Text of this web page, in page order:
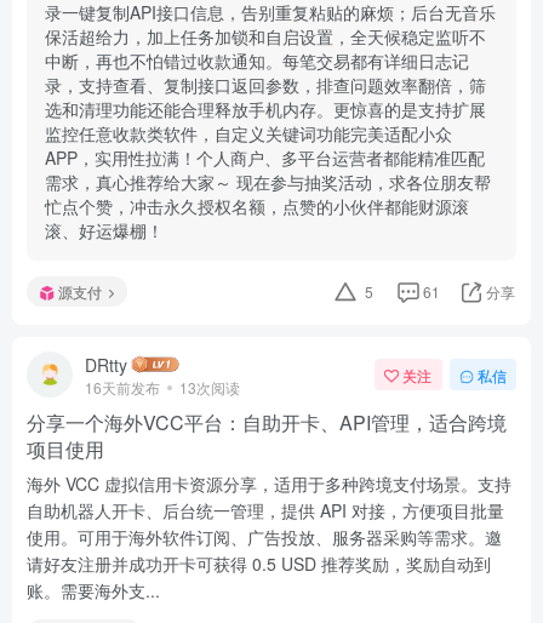
录一键复制API接口信息，告别重复粘贴的麻烦；后台无音乐
保活超给力，加上任务加锁和自启设置，全天候稳定监听不
中断，再也不怕错过收款通知。每笔交易都有详细日志记
录，支持查看、复制接口返回参数，排查问题效率翻倍，筛
选和清理功能还能合理释放手机内存。更惊喜的是支持扩展
监控任意收款类软件，自定义关键词功能完美适配小众
APP，实用性拉满！个人商户、多平台运营者都能精准匹配
需求，真心推荐给大家～ 现在参与抽奖活动，求各位朋友帮
忙点个赞，冲击永久授权名额，点赞的小伙伴都能财源滚
滚、好运爆棚！
源支付 5 61 分享
DRtty
16天前发布 13次阅读
关注 私信
分享一个海外VCC平台：自助开卡、API管理，适合跨境
项目使用
海外 VCC 虚拟信用卡资源分享，适用于多种跨境支付场景。支持
自助机器人开卡、后台统一管理，提供 API 对接，方便项目批量
使用。可用于海外软件订阅、广告投放、服务器采购等需求。邀
请好友注册并成功开卡可获得 0.5 USD 推荐奖励，奖励自动到
账。需要海外支...